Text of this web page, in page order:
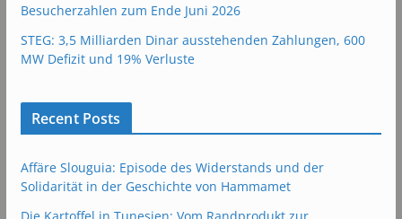
Besucherzahlen zum Ende Juni 2026
STEG: 3,5 Milliarden Dinar ausstehenden Zahlungen, 600
MW Defizit und 19% Verluste
Recent Posts
Affäre Slouguia: Episode des Widerstands und der
Solidarität in der Geschichte von Hammamet